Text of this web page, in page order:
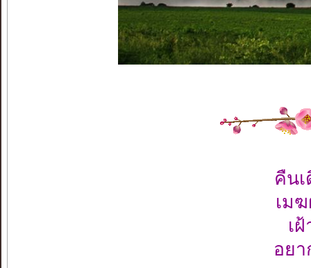
คืน
เม
เ
อย